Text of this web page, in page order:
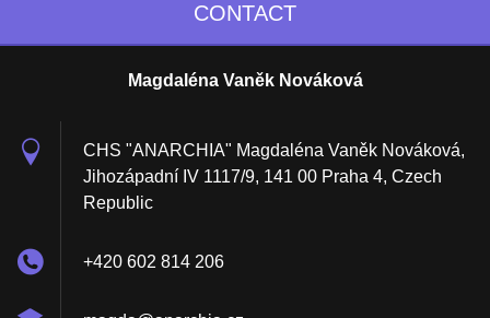
CONTACT
Magdaléna Vaněk Nováková
CHS "ANARCHIA" Magdaléna Vaněk Nováková,
Jihozápadní IV 1117/9, 141 00 Praha 4, Czech
Republic
+420 602 814 206